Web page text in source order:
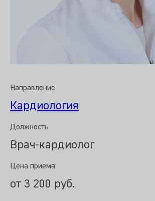
Направление
Кардиология
Должность
Врач-кардиолог
Цена приема:
от 3 200 руб.